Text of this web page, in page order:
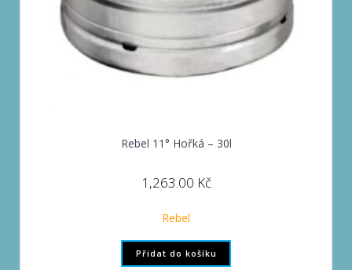
Rebel 11° Hořká – 30l
1,263.00 Kč
Rebel
Přidat do košíku